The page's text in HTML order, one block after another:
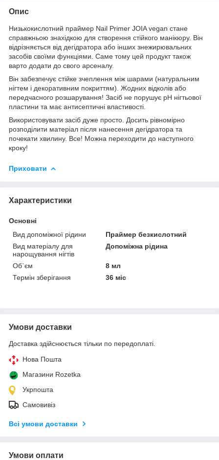
Опис
Низькокислотний праймер Nail Primer JOIA vegan стане
справжньою знахідкою для створення стійкого манікюру. Він
відрізняється від дегідратора або інших знежирювальних
засобів своїми функціями. Саме тому цей продукт також
варто додати до свого арсеналу.
Він забезпечує стійке зчеплення між шарами (натуральним
нігтем і декоративним покриттям). Жодних відколів або
передчасного розшарування! Засіб не порушує pH нігтьової
пластини та має антисептичні властивості.
Використовувати засіб дуже просто. Досить рівномірно
розподілити матеріал після нанесення дегідратора та
почекати хвилину. Все! Можна переходити до наступного
кроку!
Приховати
Характеристики
Основні
Вид допоміжної рідини
Праймер безкислотний
Вид матеріалу для
нарощування нігтів
Допоміжна рідина
Об`єм
8 мл
Термін зберігання
36 міс
Умови доставки
Доставка здійснюється тільки по передоплаті.
Нова Пошта
Магазини Rozetka
Укрпошта
Самовивіз
Всі умови доставки
Умови оплати